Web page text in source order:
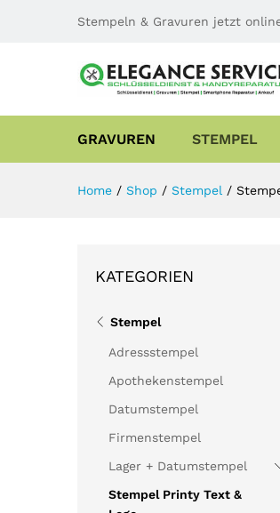
Stempeln & Gravuren jetzt
GRAVUREN STEMPEL
Home / Shop / Stempel /
KATEGORIEN
Stempel
Adressstempel
Apothekenstempel
Datumstempel
Firmenstempel
Lager + Datumstempel
Stempel Printy Text &